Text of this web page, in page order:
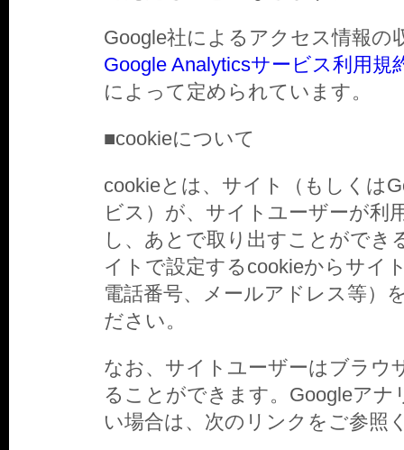
Google社によるアクセス情報の
Google Analyticsサービス利用規
によって定められています。
■cookieについて
cookieとは、サイト（もしくは
ビス）が、サイトユーザーが利
し、あとで取り出すことができ
イトで設定するcookieからサイ
電話番号、メールアドレス等）
ださい。
なお、サイトユーザーはブラウ
ることができます。Googleア
い場合は、次のリンクをご参照